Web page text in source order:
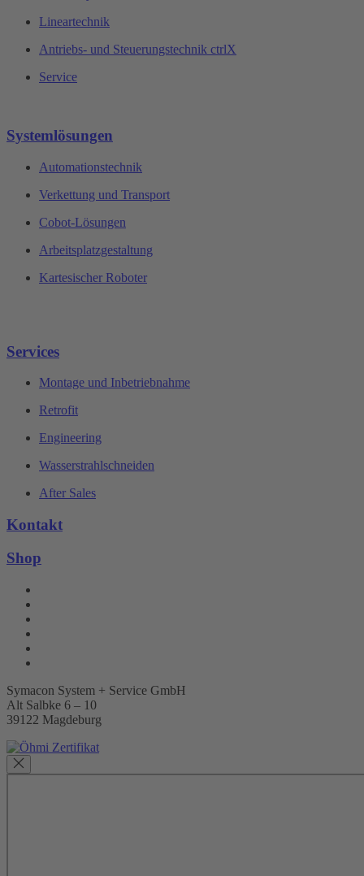
Lineartechnik
Antriebs- und Steuerungstechnik ctrlX
Service
Systemlösungen
Automationstechnik
Verkettung und Transport
Cobot-Lösungen
Arbeitsplatzgestaltung
Kartesischer Roboter
Services
Montage und Inbetriebnahme
Retrofit
Engineering
Wasserstrahlschneiden
After Sales
Kontakt
Shop
Symacon System + Service GmbH
Alt Salbke 6 – 10
39122 Magdeburg